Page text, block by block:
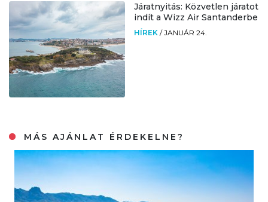
Járatnyitás: Közvetlen járatot
indít a Wizz Air Santanderbe
HÍREK /JANUÁR 24.
MÁS AJÁNLAT ÉRDEKELNE?